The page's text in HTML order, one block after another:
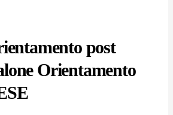
post
Orientamento